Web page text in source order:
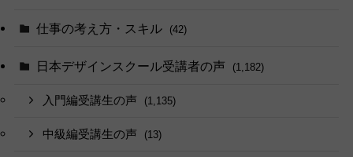
仕事の考え方・スキル (42)
日本デザインスクール受講者の声 (1,182)
入門編受講生の声 (1,135)
中級編受講生の声 (13)